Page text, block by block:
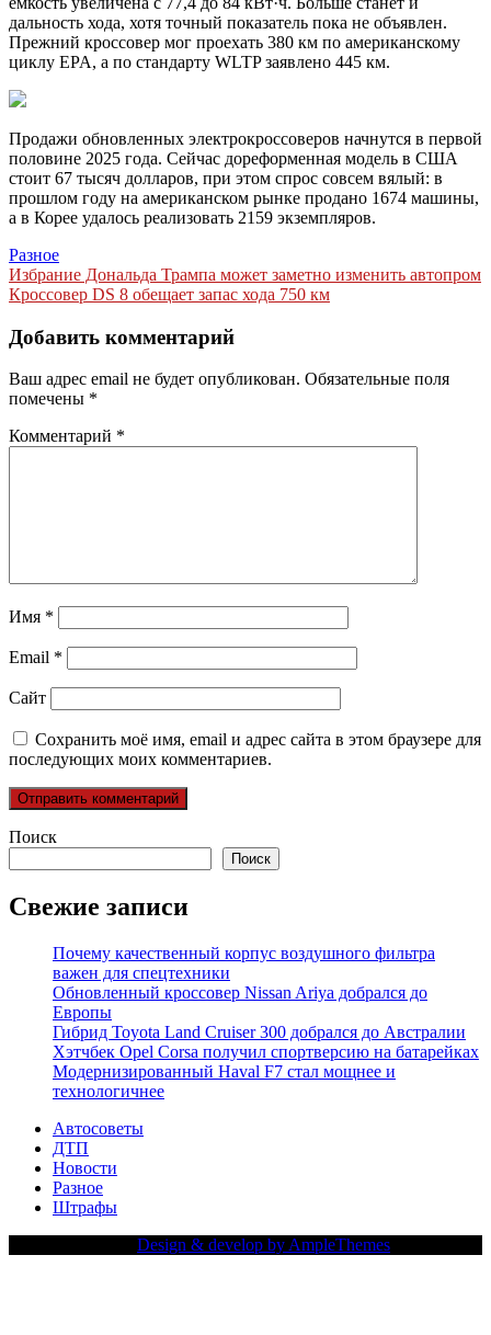
дальность хода, хотя точный показатель пока не объявлен.
Прежний кроссовер мог проехать 380 км по американскому
циклу EPA, а по стандарту WLTP заявлено 445 км.
Продажи обновленных электрокроссоверов начнутся в первой
половине 2025 года. Сейчас дореформенная модель в США
стоит 67 тысяч долларов, при этом спрос совсем вялый: в
прошлом году на американском рынке продано 1674 машины,
а в Корее удалось реализовать 2159 экземпляров.
Разное
Навигация
по
записям
Избрание Дональда Трампа может заметно изменить автопром
Кроссовер DS 8 обещает запас хода 750 км
Добавить комментарий
Ваш адрес email не будет опубликован. Обязательные поля
помечены *
Комментарий *
Имя *
Email *
Сайт
Сохранить моё имя, email и адрес сайта в этом браузере для
последующих моих комментариев.
Поиск
Поиск
Свежие записи
Почему качественный корпус воздушного фильтра
важен для спецтехники
Обновленный кроссовер Nissan Ariya добрался до
Европы
Гибрид Toyota Land Cruiser 300 добрался до Австралии
Хэтчбек Opel Corsa получил спортверсию на батарейках
Модернизированный Haval F7 стал мощнее и
технологичнее
Автосоветы
ДТП
Новости
Разное
Штрафы
Design & develop by AmpleThemes